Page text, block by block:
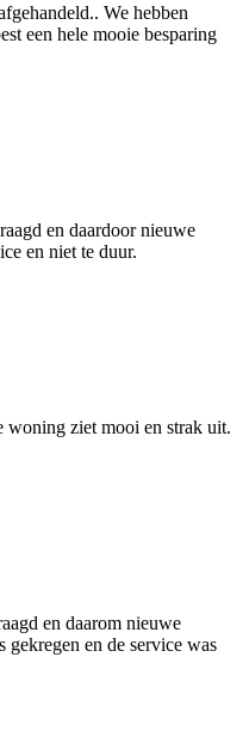
We hebben
een hele mooie besparing
en daardoor nieuwe
en niet te duur.
woning ziet mooi en strak uit.
en daarom nieuwe
en de service was